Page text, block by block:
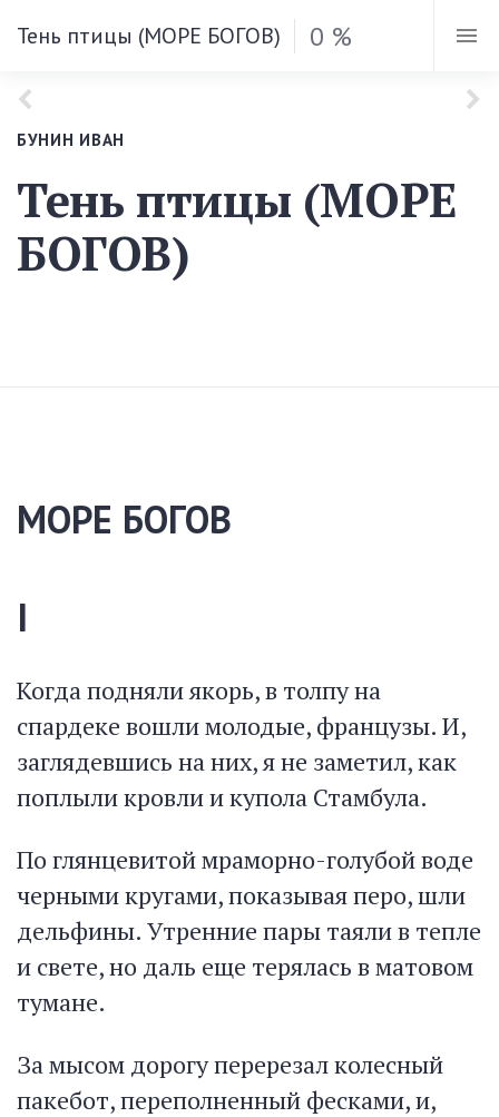
Тень птицы (МОРЕ БОГОВ) 0 %
БУНИН ИВАН
Тень птицы (МОРЕ
БОГОВ)
МОРЕ БОГОВ
I
Когда подняли якорь, в толпу на
спардеке вошли молодые, французы. И,
заглядевшись на них, я не заметил, как
поплыли кровли и купола Стамбула.
По глянцевитой мраморно-голубой воде
черными кругами, показывая перо, шли
дельфины. Утренние пары таяли в тепле
и свете, но даль еще терялась в матовом
тумане.
За мысом дорогу перерезал колесный
пакебот, переполненный фесками, и,